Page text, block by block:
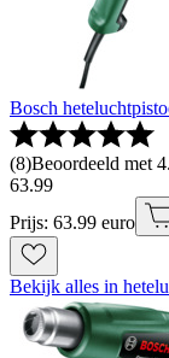
Bosch
(8)Beoordeeld met
63.99
Prijs: 63.99 euro
Bekijk alles in